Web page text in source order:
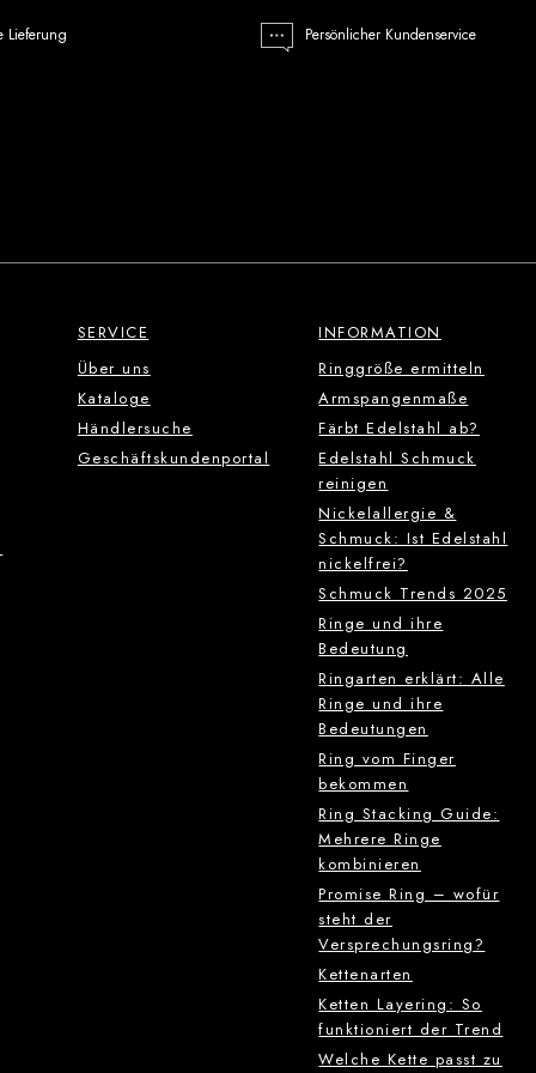
Lieferung Persönlicher Kundenservice
SERVICE
Über uns
Kataloge
Händlersuche
Geschäftskundenportal
INFORMATION
Ringgröße ermitteln
Armspangenmaße
Färbt Edelstahl ab?
Edelstahl Schmuck
reinigen
Nickelallergie &
Schmuck: Ist Edelstahl
nickelfrei?
Schmuck Trends 2025
Ringe und ihre
Bedeutung
Ringarten erklärt: Alle
Ringe und ihre
Bedeutungen
Ring vom Finger
bekommen
Ring Stacking Guide:
Mehrere Ringe
kombinieren
Promise Ring – wofür
steht der
Versprechungsring?
Kettenarten
Ketten Layering: So
funktioniert der Trend
Welche Kette passt zu